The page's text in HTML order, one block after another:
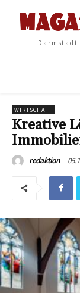
WIRTSCHAFT
Kreative
redaktion